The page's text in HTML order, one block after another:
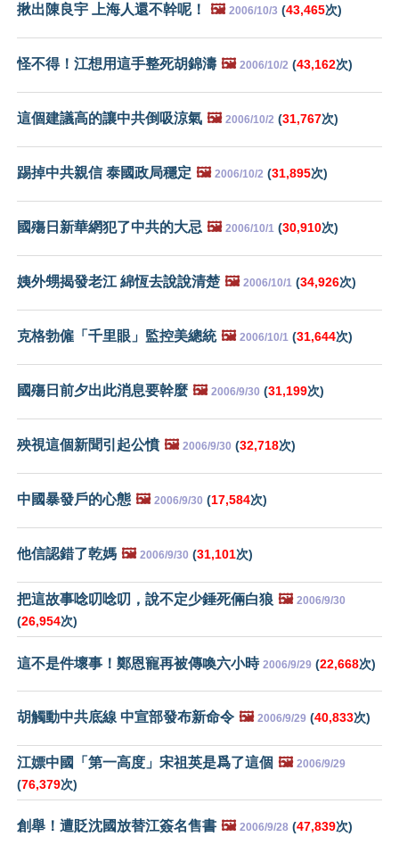
揪出陳良宇 上海人還不幹呢！ 🖼️ 2006/10/3 (43,465次)
怪不得！江想用這手整死胡錦濤 🖼️ 2006/10/2 (43,162次)
這個建議高的讓中共倒吸涼氣 🖼️ 2006/10/2 (31,767次)
踢掉中共親信 泰國政局穩定 🖼️ 2006/10/2 (31,895次)
國殤日新華網犯了中共的大忌 🖼️ 2006/10/1 (30,910次)
姨外甥揭發老江 綿恆去說說清楚 🖼️ 2006/10/1 (34,926次)
克格勃僱「千里眼」監控美總統 🖼️ 2006/10/1 (31,644次)
國殤日前夕出此消息要幹麼 🖼️ 2006/9/30 (31,199次)
殃視這個新聞引起公憤 🖼️ 2006/9/30 (32,718次)
中國暴發戶的心態 🖼️ 2006/9/30 (17,584次)
他信認錯了乾媽 🖼️ 2006/9/30 (31,101次)
把這故事唸叨唸叨，說不定少錘死倆白狼 🖼️ 2006/9/30
(26,954次)
這不是件壞事！鄭恩寵再被傳喚六小時 2006/9/29 (22,668次)
胡觸動中共底線 中宣部發布新命令 🖼️ 2006/9/29 (40,833次)
江嫖中國「第一高度」宋祖英是爲了這個 🖼️ 2006/9/29
(76,379次)
創舉！遭貶沈國放替江簽名售書 🖼️ 2006/9/28 (47,839次)